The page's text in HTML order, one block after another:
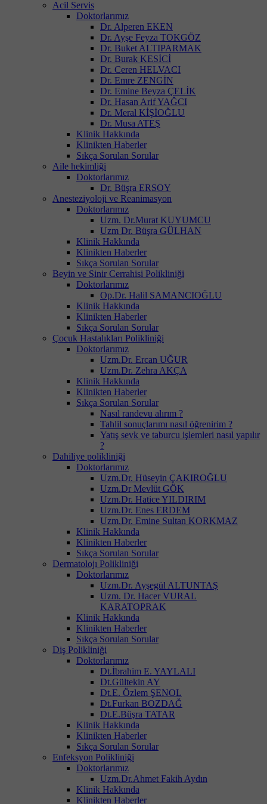
Acil Servis
Doktorlarımız
Dr. Alperen EKEN
Dr. Ayşe Feyza TOKGÖZ
Dr. Buket ALTIPARMAK
Dr. Burak KESİCİ
Dr. Ceren HELVACI
Dr. Emre ZENGİN
Dr. Emine Beyza ÇELİK
Dr. Hasan Arif YAĞCI
Dr. Meral KİŞİOĞLU
Dr. Musa ATEŞ
Klinik Hakkında
Klinikten Haberler
Sıkça Sorulan Sorular
Aile hekimliği
Doktorlarımız
Dr. Büşra ERSOY
Anesteziyoloji ve Reanimasyon
Doktorlarımız
Uzm. Dr.Murat KUYUMCU
Uzm Dr. Büşra GÜLHAN
Klinik Hakkında
Klinikten Haberler
Sıkça Sorulan Sorular
Beyin ve Sinir Cerrahisi Polikliniği
Doktorlarımız
Op.Dr. Halil SAMANCIOĞLU
Klinik Hakkında
Klinikten Haberler
Sıkça Sorulan Sorular
Çocuk Hastalıkları Polikliniği
Doktorlarımız
Uzm.Dr. Ercan UĞUR
Uzm.Dr. Zehra AKÇA
Klinik Hakkında
Klinikten Haberler
Sıkça Sorulan Sorular
Nasıl randevu alırım ?
Tahlil sonuçlarımı nasıl öğrenirim ?
Yatış sevk ve taburcu işlemleri nasıl yapılır
?
Dahiliye polikliniği
Doktorlarımız
Uzm.Dr. Hüseyin ÇAKIROĞLU
Uzm.Dr Mevlüt GÖK
Uzm.Dr. Hatice YILDIRIM
Uzm.Dr. Enes ERDEM
Uzm.Dr. Emine Sultan KORKMAZ
Klinik Hakkında
Klinikten Haberler
Sıkça Sorulan Sorular
Dermatolojı Polikliniği
Doktorlarımız
Uzm.Dr. Ayşegül ALTUNTAŞ
Uzm. Dr. Hacer VURAL
KARATOPRAK
Klinik Hakkında
Klinikten Haberler
Sıkça Sorulan Sorular
Diş Polikliniği
Doktorlarımız
Dt.İbrahim E. YAYLALI
Dt.Gültekin AY
Dt.E. Özlem ŞENOL
Dt.Furkan BOZDAĞ
Dt.E.Büşra TATAR
Klinik Hakkında
Klinikten Haberler
Sıkça Sorulan Sorular
Enfeksyon Polikliniği
Doktorlarımız
Uzm.Dr.Ahmet Fakih Aydın
Klinik Hakkında
Klinikten Haberler